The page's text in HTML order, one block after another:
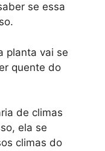
se essa
planta vai se
quente do
de climas
ela se
climas do